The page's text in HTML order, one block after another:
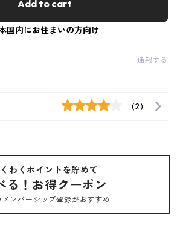
Add to cart
国内にお住まいの方向け
通報する
(2)
わくポイントを貯めて
る！お得クーポン
メンバーシップ登録がおすすめ